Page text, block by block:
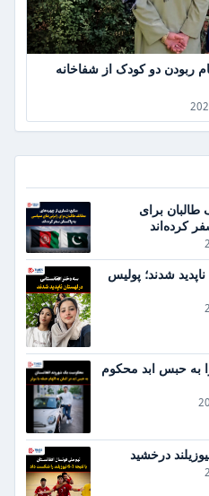
برای
کرده‌اند
شدند؛ پولیس
به حبس ابد محکوم
درخشید
ربودن دو کودک از شفاخانه